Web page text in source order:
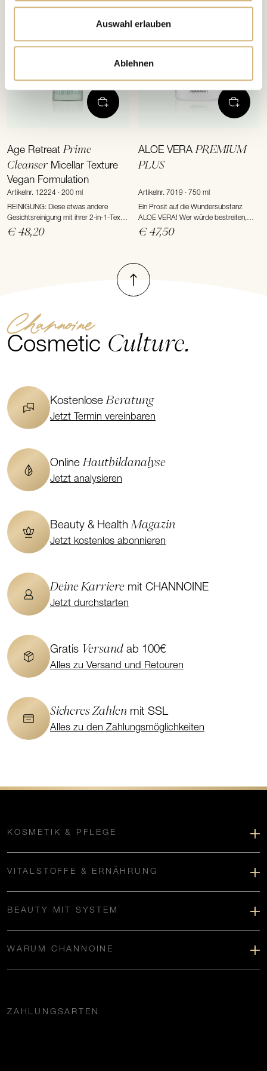
Auswahl erlauben
Ablehnen
Age Retreat Prime
CleanserMicellar Texture
Vegan Formulation
Artikelnr. 12224 · 200 ml
REINIGUNG: Diese etwas andere
Gesichtsreinigung mit ihrer 2-in-1-Textur
ist Tiefenreinigung und Hautpflege
zugleich.
€ 48,20
ALOE VERA PREMIUM
PLUS
Artikelnr. 7019 · 750 ml
Ein Prosit auf die Wundersubstanz
ALOE VERA! Wer würde bestreiten,
dass wahre Schönheit und Gesundheit
von innen kommen? Würde es noch
Handumdrehen.
€ 47,50
Nach oben
Channoine
Cosmetic Culture.
KostenloseBeratung
Jetzt Termin vereinbaren
OnlineHautbildanalyse
Jetzt analysieren
Beauty & HealthMagazin
Jetzt kostenlos abonnieren
Deine Karriere mit CHANNOINE
Jetzt durchstarten
Gratis Versand ab 100€
Alles zu Versand und Retouren
Sicheres Zahlen mit SSL
Alles zu den Zahlungsmöglichkeiten
KOSMETIK & PFLEGE
VITALSTOFFE & ERNÄHRUNG
BEAUTY MIT SYSTEM
WARUM CHANNOINE
ZAHLUNGSARTEN